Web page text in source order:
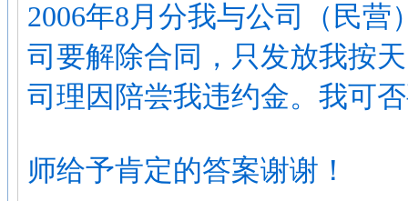
2006年8月分我与公司（民
司要解除合同，只发放我按
司理因陪尝我违约金。我可
师给予肯定的答案谢谢！